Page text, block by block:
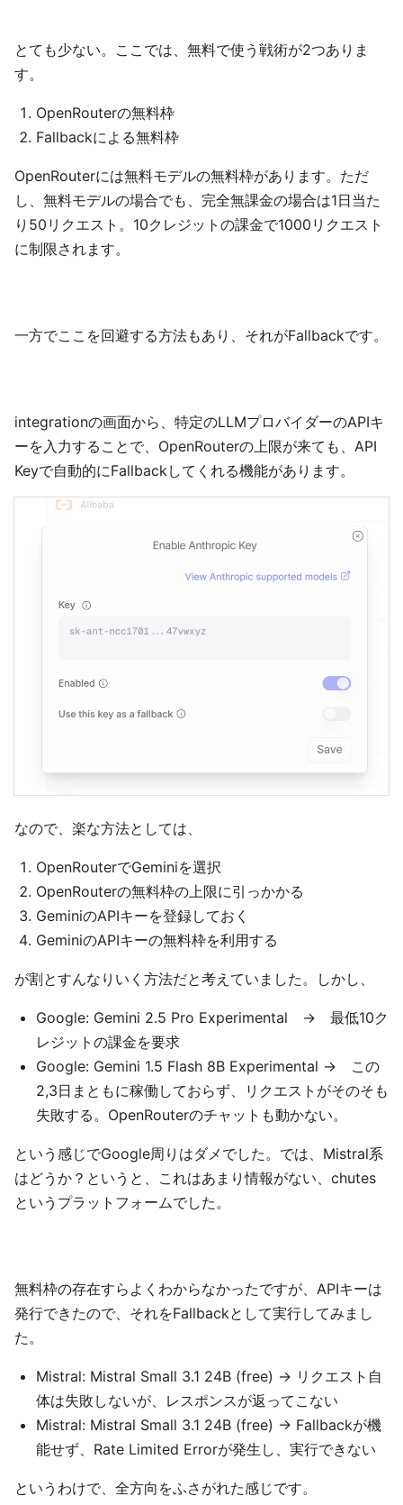
とても少ない。ここでは、無料で使う戦術が2つありま
す。
OpenRouterの無料枠
Fallbackによる無料枠
OpenRouterには無料モデルの無料枠があります。ただ
し、無料モデルの場合でも、完全無課金の場合は1日当た
り50リクエスト。10クレジットの課金で1000リクエスト
に制限されます。
一方でここを回避する方法もあり、それがFallbackです。
integrationの画面から、特定のLLMプロバイダーのAPIキ
ーを入力することで、OpenRouterの上限が来ても、API
Keyで自動的にFallbackしてくれる機能があります。
なので、楽な方法としては、
OpenRouterでGeminiを選択
OpenRouterの無料枠の上限に引っかかる
GeminiのAPIキーを登録しておく
GeminiのAPIキーの無料枠を利用する
が割とすんなりいく方法だと考えていました。しかし、
Google: Gemini 2.5 Pro Experimental → 最低10ク
レジットの課金を要求
Google: Gemini 1.5 Flash 8B Experimental → この
2,3日まともに稼働しておらず、リクエストがそのそも
失敗する。OpenRouterのチャットも動かない。
という感じでGoogle周りはダメでした。では、Mistral系
はどうか？というと、これはあまり情報がない、chutes
というプラットフォームでした。
無料枠の存在すらよくわからなかったですが、APIキーは
発行できたので、それをFallbackとして実行してみまし
た。
Mistral: Mistral Small 3.1 24B (free) → リクエスト自
体は失敗しないが、レスポンスが返ってこない
Mistral: Mistral Small 3.1 24B (free) → Fallbackが機
能せず、Rate Limited Errorが発生し、実行できない
というわけで、全方向をふさがれた感じです。